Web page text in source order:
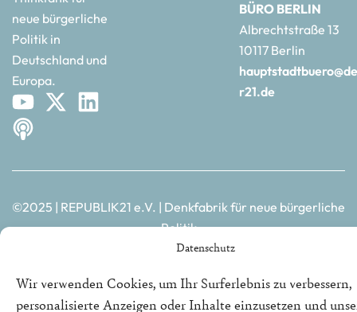
Datenschutz
Wir verwenden Cookies, um Ihr Surferlebnis zu verbessern,
personalisierte Anzeigen oder Inhalte einzusetzen und
neue bürgerliche
Politik in
Deutschland und
Europa.
BÜRO BERLIN
Albrechtstraße 13
10117 Berlin
r21.de
©2025 | REPUBLIK21 e.V. | Denkfabrik für neue bürgerliche
Politik